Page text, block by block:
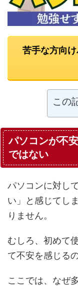
苦手な方向
この
パソコンが不
ではない
パソコンに対し
い」と感じてし
りません。
むしろ、初めて
て不安を感じる
ここでは、なぜ